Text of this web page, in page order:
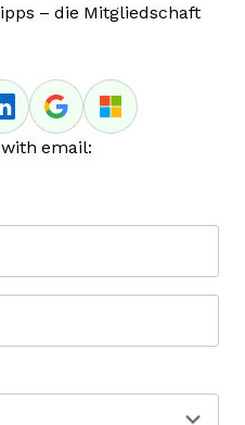
– die Mitgliedschaft
email: